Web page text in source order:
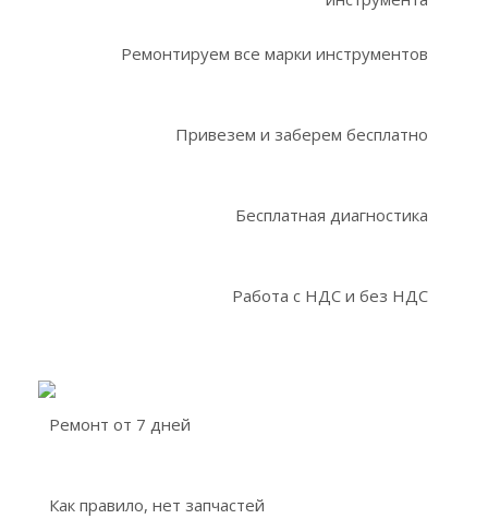
Ремонтируем все марки инструментов
Привезем и заберем бесплатно
Бесплатная диагностика
Работа с НДС и без НДС
Ремонт от 7 дней
Как правило, нет запчастей